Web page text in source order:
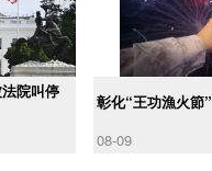
院叫停
彰化“王功漁火節”
08-09